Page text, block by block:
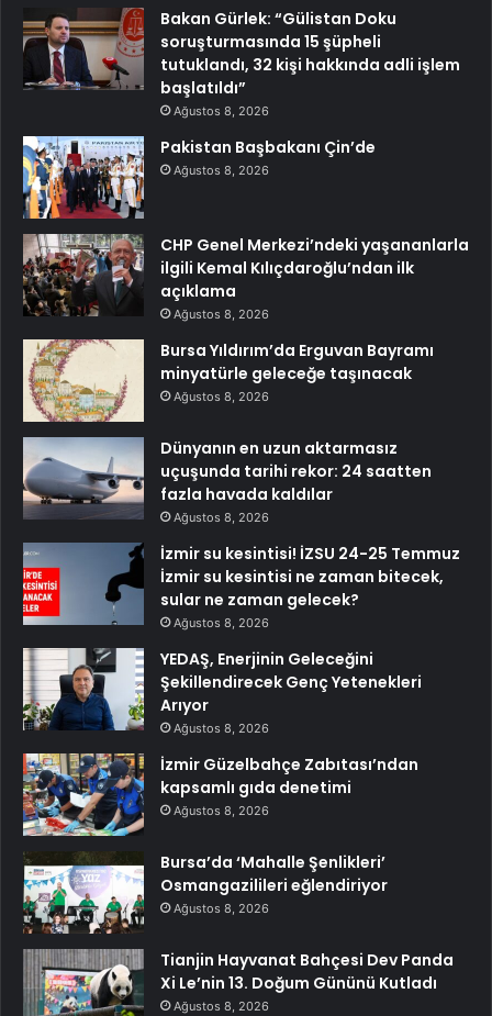
Bakan Gürlek: “Gülistan Doku
soruşturmasında 15 şüpheli
tutuklandı, 32 kişi hakkında adli işlem
başlatıldı”
Ağustos 8, 2026
Pakistan Başbakanı Çin’de
Ağustos 8, 2026
CHP Genel Merkezi’ndeki yaşananlarla
ilgili Kemal Kılıçdaroğlu’ndan ilk
açıklama
Ağustos 8, 2026
Bursa Yıldırım’da Erguvan Bayramı
minyatürle geleceğe taşınacak
Ağustos 8, 2026
Dünyanın en uzun aktarmasız
uçuşunda tarihi rekor: 24 saatten
fazla havada kaldılar
Ağustos 8, 2026
İzmir su kesintisi! İZSU 24-25 Temmuz
İzmir su kesintisi ne zaman bitecek,
sular ne zaman gelecek?
Ağustos 8, 2026
YEDAŞ, Enerjinin Geleceğini
Şekillendirecek Genç Yetenekleri
Arıyor
Ağustos 8, 2026
İzmir Güzelbahçe Zabıtası’ndan
kapsamlı gıda denetimi
Ağustos 8, 2026
Bursa’da ‘Mahalle Şenlikleri’
Osmangazilileri eğlendiriyor
Ağustos 8, 2026
Tianjin Hayvanat Bahçesi Dev Panda
Xi Le’nin 13. Doğum Gününü Kutladı
Ağustos 8, 2026